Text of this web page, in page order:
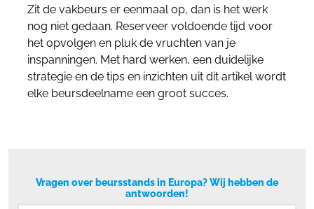
Zit de vakbeurs er eenmaal op, dan is het werk
nog niet gedaan. Reserveer voldoende tijd voor
het opvolgen en pluk de vruchten van je
inspanningen. Met hard werken, een duidelijke
strategie en de tips en inzichten uit dit artikel wordt
elke beursdeelname een groot succes.
Vragen over beursstands in Europa? Wij hebben de
antwoorden!